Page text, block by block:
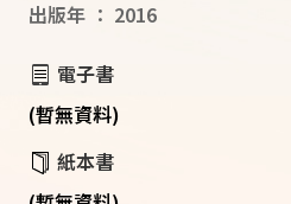
出版年 ： 2016
電子書
(暫無資料)
紙本書